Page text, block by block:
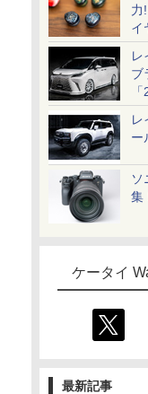
力
イ
一
レ
ブ
レ
ー
ソ
集
ケータイ
最新記事